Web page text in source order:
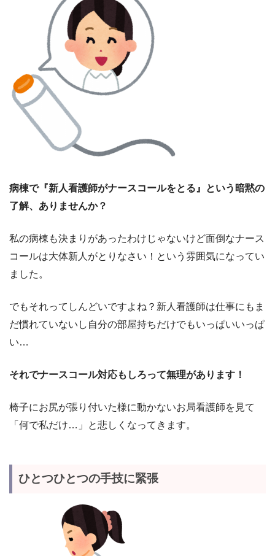
病棟で『新人看護師がナースコールをとる』という暗黙の
了解、ありませんか？
私の病棟も決まりがあったわけじゃないけど面倒なナース
コールは大体新人がとりなさい！という雰囲気になってい
ました。
でもそれってしんどいですよね？新人看護師は仕事にもま
だ慣れていないし自分の部屋持ちだけでもいっぱいいっぱ
い…
それでナースコール対応もしろって無理があります！
椅子にお尻が張り付いた様に動かないお局看護師を見て
「何で私だけ…」と悲しくなってきます。
ひとつひとつの手技に緊張